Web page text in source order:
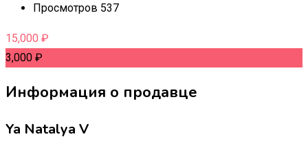
Просмотров 537
15,000 ₽
3,000 ₽
Информация о продавце
Ya Natalya V